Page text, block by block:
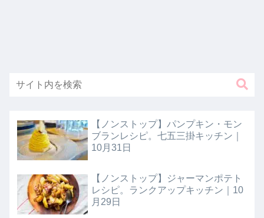
【ノンストップ】パンプキン・モン
ブランレシピ。七五三掛キッチン｜
10月31日
【ノンストップ】ジャーマンポテト
レシピ。ランクアップキッチン｜10
月29日